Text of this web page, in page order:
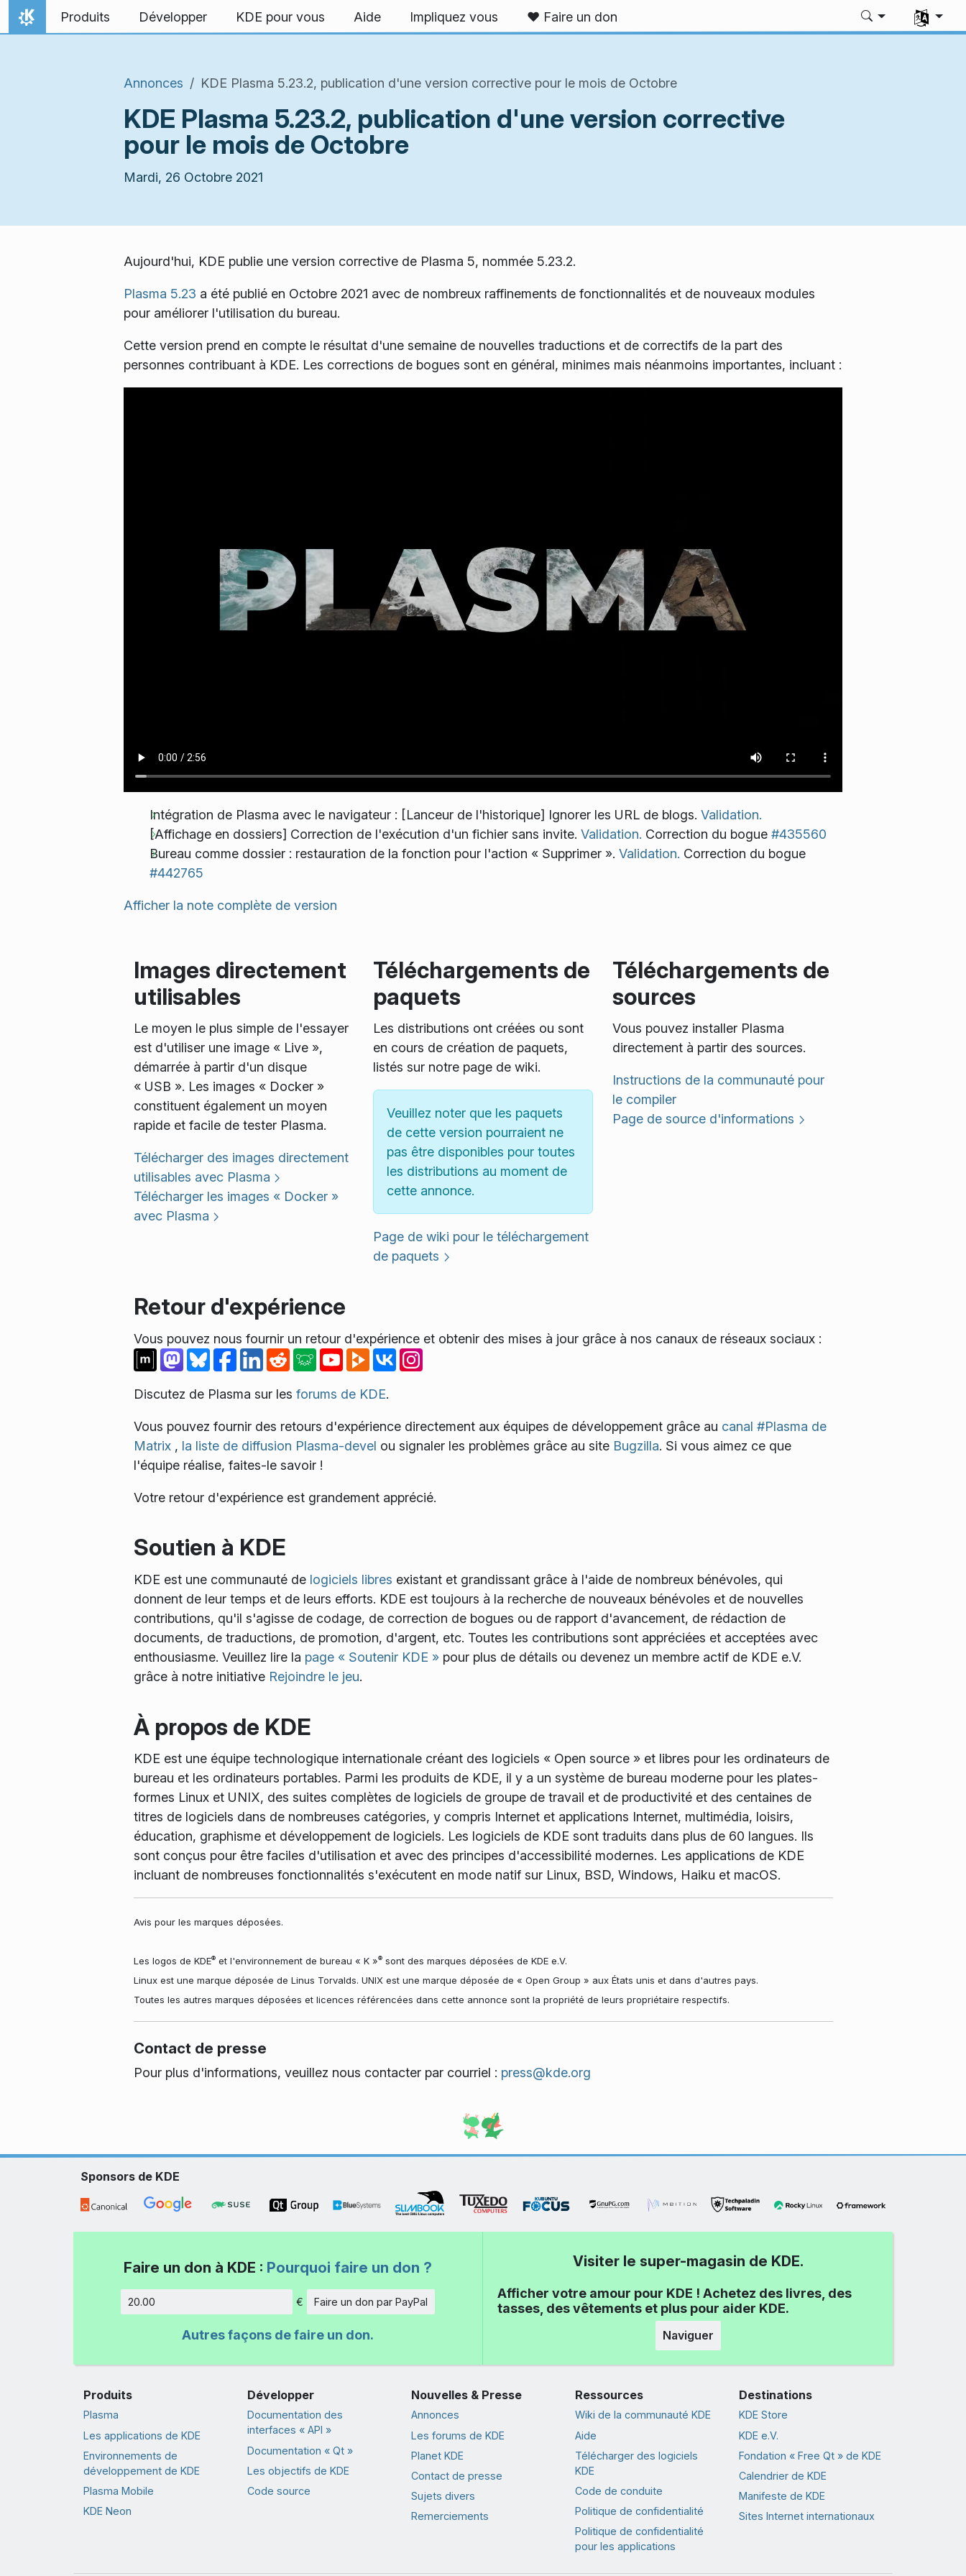
Aller directement au contenu
Accueil
Produits Développer KDE pour vous Aide Impliquez vous ❤️ Faire un don
Annonces KDE Plasma 5.23.2, publication d'une version corrective pour le mois de Octobre
KDE Plasma 5.23.2, publication d'une version corrective
pour le mois de Octobre
Mardi, 26 Octobre 2021
Aujourd'hui, KDE publie une version corrective de Plasma 5, nommée 5.23.2.
Plasma 5.23 a été publié en Octobre 2021 avec de nombreux raffinements de fonctionnalités et de nouveaux modules
pour améliorer l'utilisation du bureau.
Cette version prend en compte le résultat d'une semaine de nouvelles traductions et de correctifs de la part des
personnes contribuant à KDE. Les corrections de bogues sont en général, minimes mais néanmoins importantes, incluant :
Intégration de Plasma avec le navigateur : [Lanceur de l'historique] Ignorer les URL de blogs. Validation.
[Affichage en dossiers] Correction de l'exécution d'un fichier sans invite. Validation. Correction du bogue #435560
Bureau comme dossier : restauration de la fonction pour l'action « Supprimer ». Validation. Correction du bogue
#442765
Afficher la note complète de version
Images directement
utilisables
Le moyen le plus simple de l'essayer
est d'utiliser une image « Live »,
démarrée à partir d'un disque
« USB ». Les images « Docker »
constituent également un moyen
rapide et facile de tester Plasma.
Télécharger des images directement
utilisables avec Plasma
Télécharger les images « Docker »
avec Plasma
Téléchargements de
paquets
Les distributions ont créées ou sont
en cours de création de paquets,
listés sur notre page de wiki.
Veuillez noter que les paquets
de cette version pourraient ne
pas être disponibles pour toutes
les distributions au moment de
cette annonce.
Page de wiki pour le téléchargement
de paquets
Téléchargements de
sources
Vous pouvez installer Plasma
directement à partir des sources.
Instructions de la communauté pour
le compiler
Page de source d'informations
Retour d'expérience
Vous pouvez nous fournir un retour d'expérience et obtenir des mises à jour grâce à nos canaux de réseaux sociaux :
Discutez de Plasma sur les forums de KDE.
Vous pouvez fournir des retours d'expérience directement aux équipes de développement grâce au canal #Plasma de
Matrix , la liste de diffusion Plasma-devel ou signaler les problèmes grâce au site Bugzilla. Si vous aimez ce que
l'équipe réalise, faites-le savoir !
Votre retour d'expérience est grandement apprécié.
Soutien à KDE
KDE est une communauté de logiciels libres existant et grandissant grâce à l'aide de nombreux bénévoles, qui
donnent de leur temps et de leurs efforts. KDE est toujours à la recherche de nouveaux bénévoles et de nouvelles
contributions, qu'il s'agisse de codage, de correction de bogues ou de rapport d'avancement, de rédaction de
documents, de traductions, de promotion, d'argent, etc. Toutes les contributions sont appréciées et acceptées avec
enthousiasme. Veuillez lire la page « Soutenir KDE »pour plus de détails ou devenez un membre actif de KDE e.V.
grâce à notre initiative Rejoindre le jeu.
À propos de KDE
KDE est une équipe technologique internationale créant des logiciels « Open source » et libres pour les ordinateurs de
bureau et les ordinateurs portables. Parmi les produits de KDE, il y a un système de bureau moderne pour les plates-
formes Linux et UNIX, des suites complètes de logiciels de groupe de travail et de productivité et des centaines de
titres de logiciels dans de nombreuses catégories, y compris Internet et applications Internet, multimédia, loisirs,
éducation, graphisme et développement de logiciels. Les logiciels de KDE sont traduits dans plus de 60 langues. Ils
sont conçus pour être faciles d'utilisation et avec des principes d'accessibilité modernes. Les applications de KDE
incluant de nombreuses fonctionnalités s'exécutent en mode natif sur Linux, BSD, Windows, Haiku et macOS.
Avis pour les marques déposées.
Les logos de KDE®et l'environnement de bureau « K »®sont des marques déposées de KDE e.V.
Linux est une marque déposée de Linus Torvalds. UNIX est une marque déposée de « Open Group » aux États unis et dans d'autres pays.
Toutes les autres marques déposées et licences référencées dans cette annonce sont la propriété de leurs propriétaire respectifs.
Contact de presse
Pour plus d'informations, veuillez nous contacter par courriel : press@kde.org
Sponsors de KDE
Faire un don à KDE : Pourquoi faire un don ?
Montant
€ Faire un don par PayPal
Autres façons de faire un don.
Visiter le super-magasin de KDE.
Afficher votre amour pour KDE ! Achetez des livres, des
tasses, des vêtements et plus pour aider KDE.
Naviguer
Produits
Plasma
Les applications de KDE
Environnements de
développement de KDE
Plasma Mobile
KDE Neon
Développer
Documentation des
interfaces « API »
Documentation « Qt »
Les objectifs de KDE
Code source
Nouvelles & Presse
Annonces
Les forums de KDE
Planet KDE
Contact de presse
Sujets divers
Remerciements
Ressources
Wiki de la communauté KDE
Aide
Télécharger des logiciels
KDE
Code de conduite
Politique de confidentialité
Politique de confidentialité
pour les applications
Destinations
KDE Store
KDE e.V.
Fondation « Free Qt » de KDE
Calendrier de KDE
Manifeste de KDE
Sites Internet internationaux